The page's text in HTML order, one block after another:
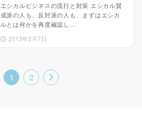
エシカルビジネスの流行と対策 エシカル賛
成派の人も、反対派の人も、まずはエシカ
ルとは何かを再度確認し…
2013年2月7日
1 2